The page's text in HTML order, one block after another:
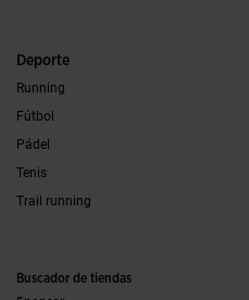
Deporte
Running
Fútbol
Pádel
Tenis
Trail running
Buscador de tiendas